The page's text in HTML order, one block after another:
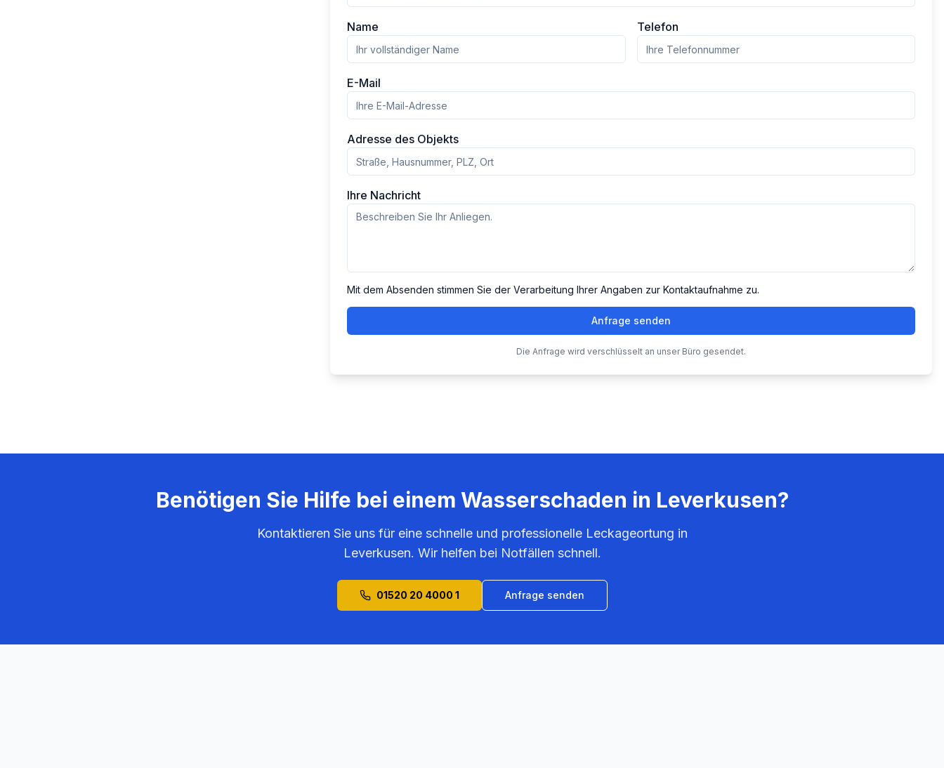
Name Telefon
E-Mail
Adresse des Objekts
Ihre Nachricht
Mit dem Absenden stimmen Sie der Verarbeitung Ihrer Angaben zur Kontaktaufnahme zu.
Anfrage senden
Die Anfrage wird verschlüsselt an unser Büro gesendet.
Benötigen Sie Hilfe bei einem Wasserschaden in Leverkusen?
Kontaktieren Sie uns für eine schnelle und professionelle Leckageortung in
Leverkusen. Wir helfen bei Notfällen schnell.
01520 20 4000 1 Anfrage senden